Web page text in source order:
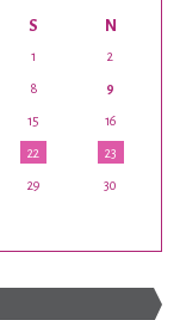
S N
1 2
8 9
15 16
22 23
29 30